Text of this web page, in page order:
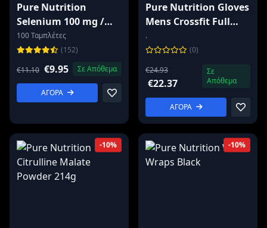
Pure Nutrition
Selenium 100 mg /
100 tablets
100 Ταμπλέτες
(152)
€11.10 €9.95 Σε Απόθεμα
ΑΓΟΡΑ
Pure Nutrition Gloves
Mens Crossfit Full
Finger
.
(0)
€24.93
€22.37
Σε
Απόθεμα
ΑΓΟΡΑ
-10% -10%